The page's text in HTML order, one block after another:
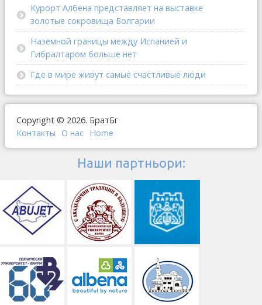
Курорт Албена представляет на выставке
золотые сокровища Болгарии
Наземной границы между Испанией и
Гибралтаром больше нет
Где в мире живут самые счастливые люди
Copyright © 2026. БратБг
Контакты
О наc Home
Наши партньори: